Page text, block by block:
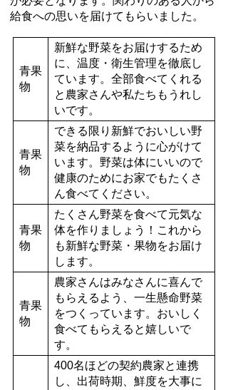
給食への思いを届けてもらいました。
青果
物
新鮮な野菜をお届けするため
に、温度・衛生管理を徹底し
ています。全部食べてくれる
と農家さんや私たちもうれし
いです。
青果
物
できる限り新鮮でおいしい野
菜を納品するように心がけて
います。野菜は体にいいので
健康のためにお家でもたくさ
ん食べてください。
青果
物
たくさん野菜を食べて元気な
体を作りましょう！これから
も新鮮な野菜・果物をお届け
します。
青果
物
農家さんはみなさんに喜んで
もらえるよう、一生懸命野菜
をつくっています。おいしく
食べてもらえると嬉しいで
す。
400名ほどの契約農家と連携
し、出荷時期、鮮度を大事に